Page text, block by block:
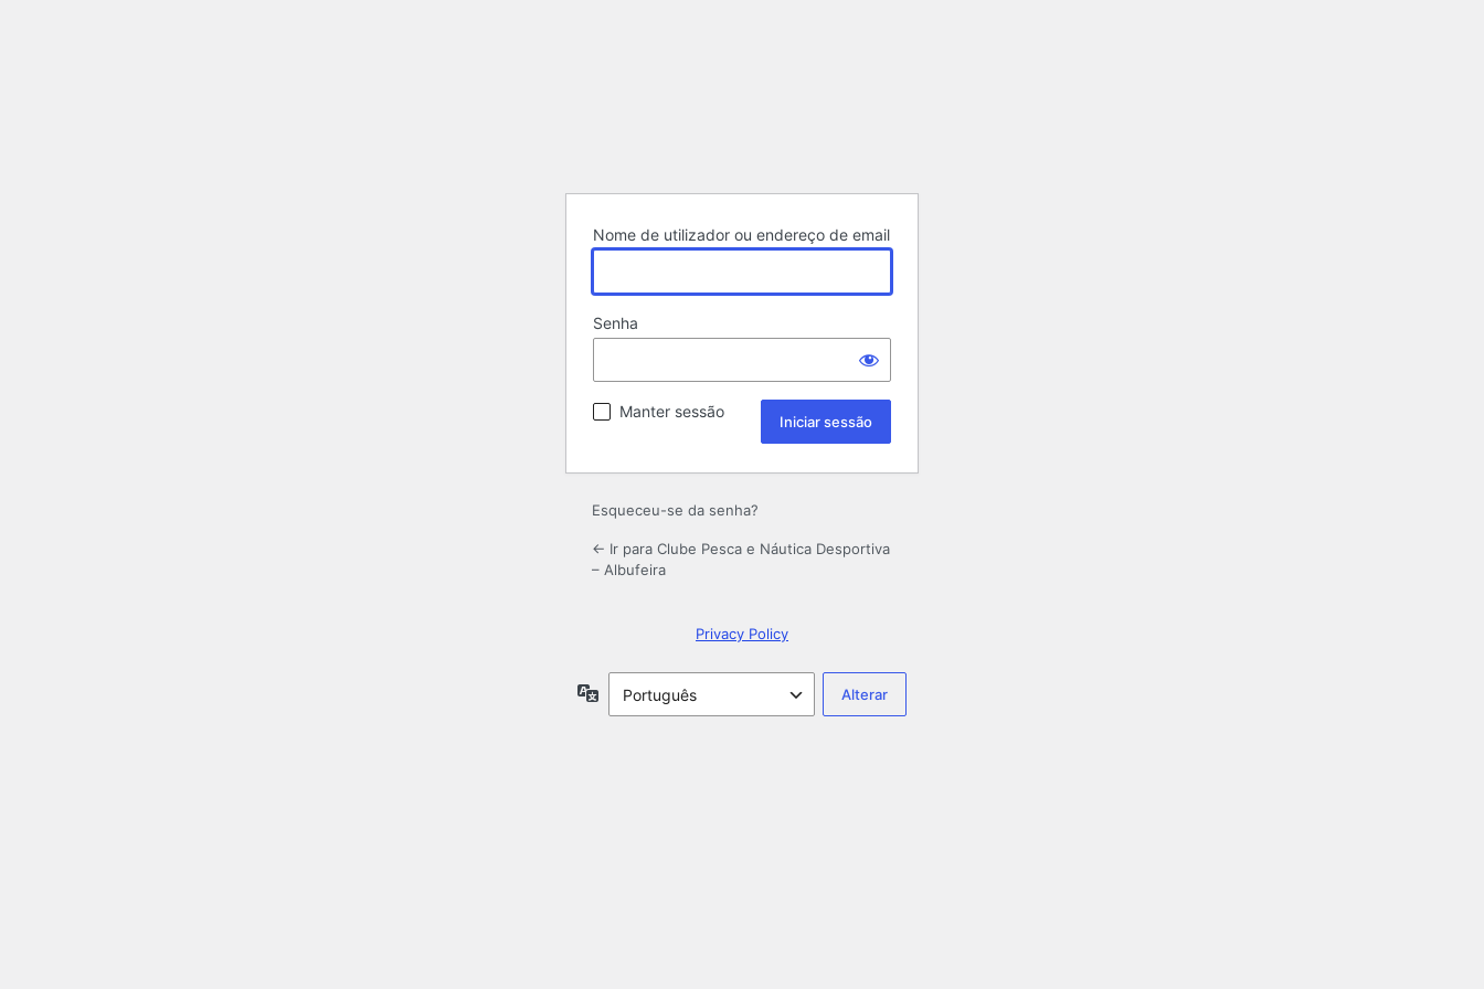
Nome de utilizador ou endereço de email
Senha
Manter sessão
Esqueceu-se da senha?
← Ir para Clube Pesca e Náutica Desportiva
– Albufeira
Privacy Policy
Idioma